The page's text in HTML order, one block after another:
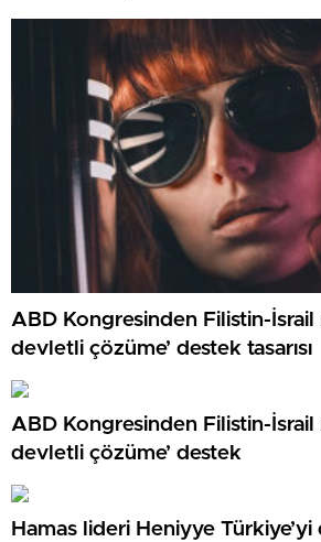
ABD Kongresinden Filistin-İsrail
devletli çözüme’ destek tasarısı
ABD Kongresinden Filistin-İsrail
devletli çözüme’ destek
Hamas lideri Heniyye